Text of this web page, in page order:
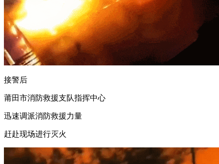
接警后
莆田市消防救援支队指挥中心
迅速调派消防救援力量
赶赴现场进行灭火